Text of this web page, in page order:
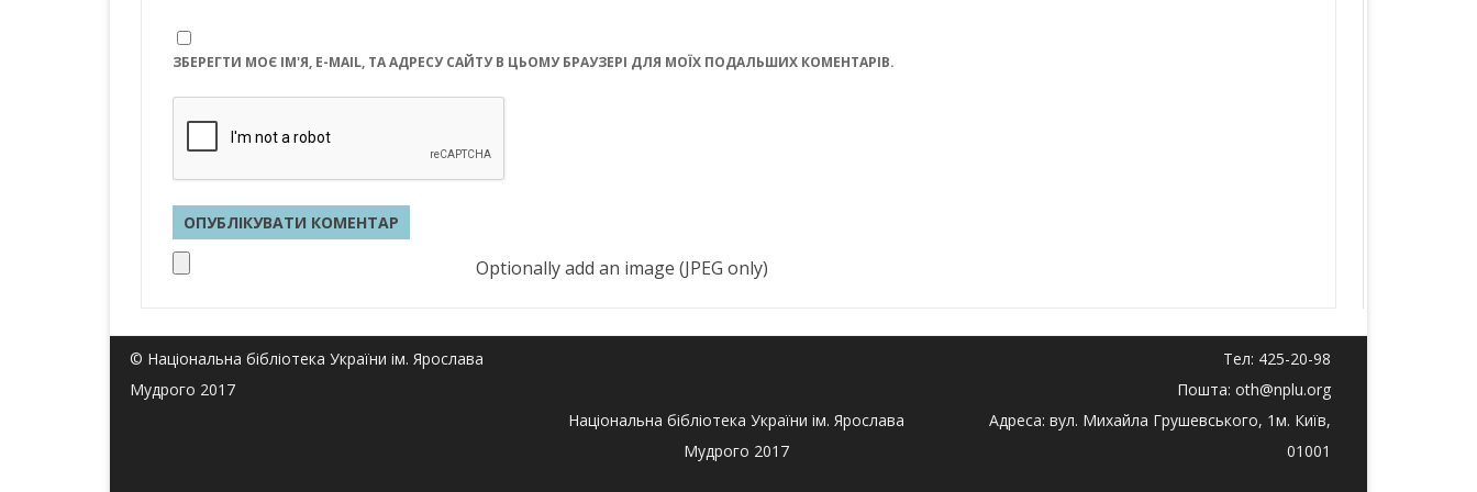
ЗБЕРЕГТИ МОЄ ІМ'Я, E-MAIL, ТА АДРЕСУ САЙТУ В ЦЬОМУ БРАУЗЕРІ ДЛЯ МОЇХ ПОДАЛЬШИХ КОМЕНТАРІВ.
Optionally add an image (JPEG only)
© Національна бібліотека України ім. Ярослава
Мудрого 2017
Національна бібліотека України ім. Ярослава
Мудрого 2017
Тел: 425-20-98
Пошта: oth@nplu.org
Адреса: вул. Михайла Грушевського, 1м. Київ,
01001